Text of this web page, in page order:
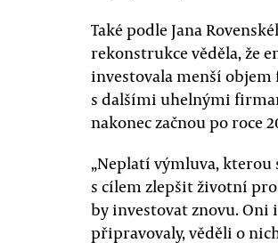
Také podle Jana
rekonstrukce věděla, že
investovala menší objem
s dalšími uhelnými
nakonec začnou po roce
„Neplatí výmluva, kterou
s cílem zlepšit životní
by investovat znovu.
připravovaly, věděli o